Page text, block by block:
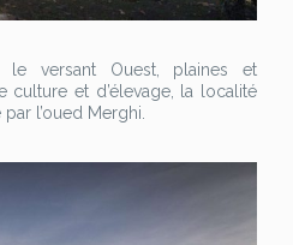
le versant Ouest, plaines et
et d’élevage, la localité
l’oued Merghi.